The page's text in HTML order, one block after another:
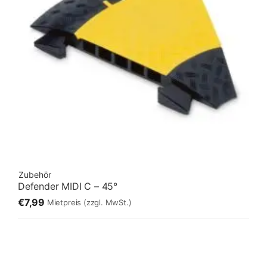
Zubehör
Defender MIDI C – 45°
€7,99 Mietpreis (zzgl. MwSt.)